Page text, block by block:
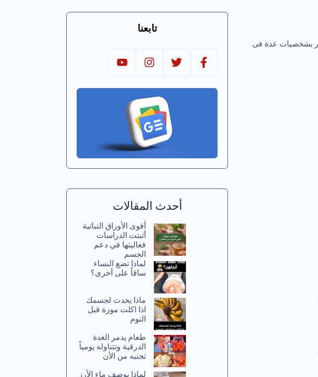
بشخصيات عدة فى
تابعنا
أحدث المقالات
أقوى الأوراق النباتية
أثبتت الدراسات
فعاليتها في دعم
الجسم
لماذا تضع النساء
ساقاً على أخرى؟
ماذا يحدث لجسمك
اذا اكلت موزة قبل
النوم
طعام يدمر الغدة
الدرقية وتتناوله يومياً
تجنبه من الأن
لماذا يوصف ماء الأرز